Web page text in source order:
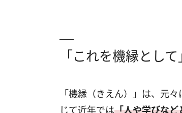
「これを機縁として」
「機縁（きえん）」は、元
じて近年では「人や学びなど